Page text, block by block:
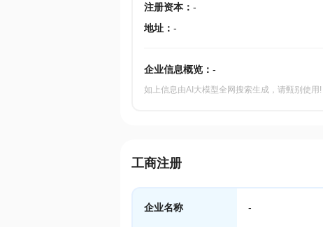
注册资本： -
地址： -
企业信息概览： -
如上信息由AI大模型全网搜索生成，请甄别使用!
工商注册
企业名称 -